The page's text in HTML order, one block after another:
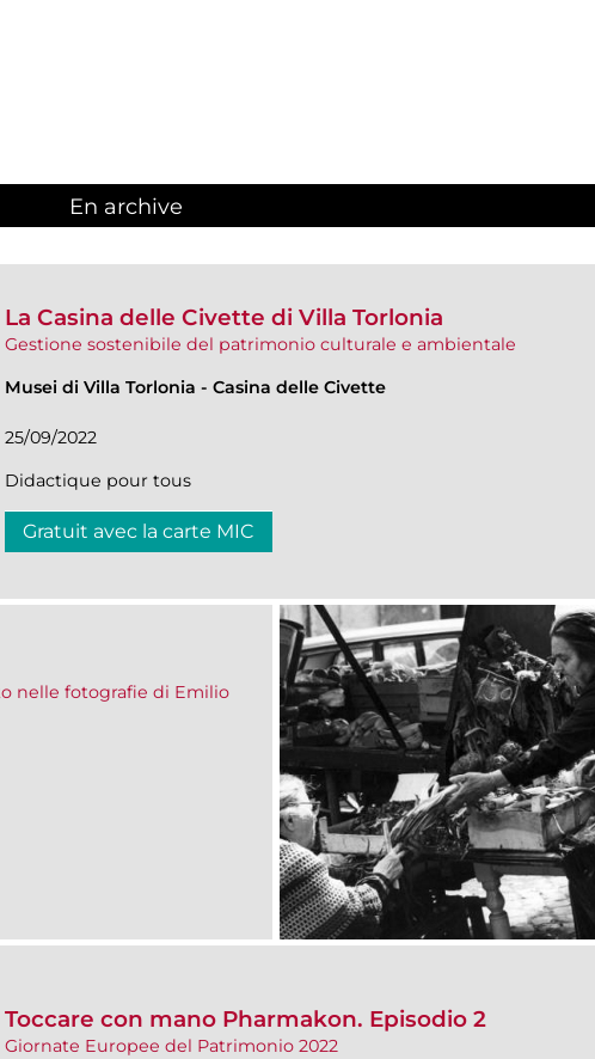
En archive
La Casina delle Civette di Villa Torlonia
Gestione sostenibile del patrimonio culturale e ambientale
Musei di Villa Torlonia - Casina delle Civette
25/09/2022
Didactique pour tous
Gratuit avec la carte MIC
nelle fotografie di Emilio
Toccare con mano Pharmakon. Episodio 2
Giornate Europee del Patrimonio 2022